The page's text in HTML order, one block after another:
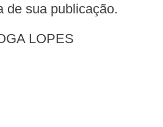
de sua publicação.
LOPES